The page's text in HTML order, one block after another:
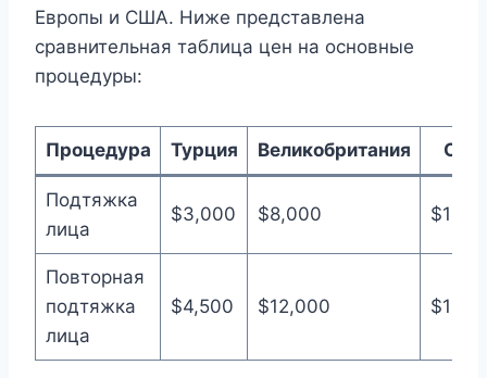
Европы и США. Ниже представлена
сравнительная таблица цен на основные
процедуры:
Процедура Турция Великобритания
Подтяжка
лица
$3,000 $8,000
Повторная
подтяжка
лица
$4,500 $12,000